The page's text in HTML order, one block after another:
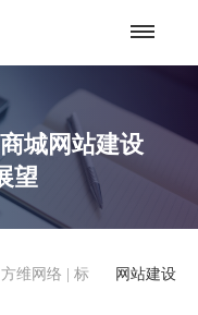
城网站建设
望
网站建设
维网络
标